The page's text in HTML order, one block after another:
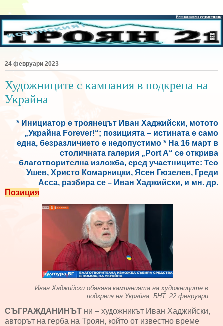
24 февруари 2023
Художниците с кампания в подкрепа на
Украйна
* Инициатор е троянецът Иван Хаджийски, мотото
„Украйна Forever!“; позицията – истината е само
една, безразличието е недопустимо * На 16 март в
столичната галерия „Port A“ се открива
благотворителна изложба, сред участниците: Тео
Ушев, Христо Комарницки, Ясен Гюзелев, Греди
Асса, разбира се – Иван Хаджийски, и мн. др.
Позиция
Иван Хаджийски обявява кампанията на художниците в
подкрепа на Украйна, БНТ, 22 февруари
СЪГРАЖДАНИНЪТ ни – художникът Иван Хаджийски,
авторът на герба на Троян, който от известно време